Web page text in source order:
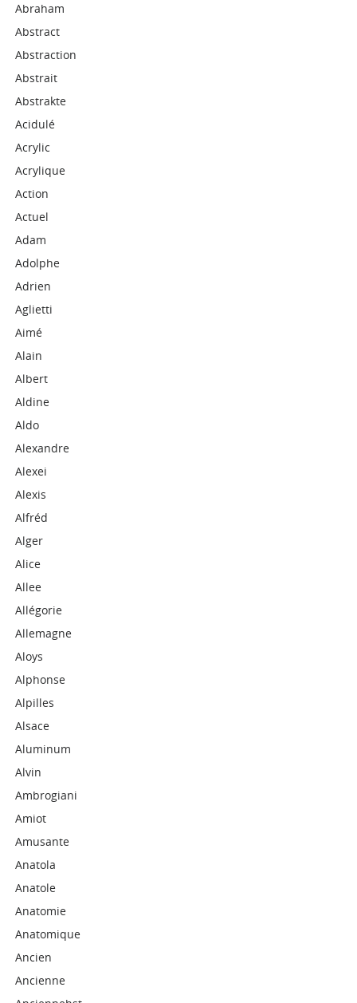
Abraham
Abstract
Abstraction
Abstrait
Abstrakte
Acidulé
Acrylic
Acrylique
Action
Actuel
Adam
Adolphe
Adrien
Aglietti
Aimé
Alain
Albert
Aldine
Aldo
Alexandre
Alexei
Alexis
Alfréd
Alger
Alice
Allee
Allégorie
Allemagne
Aloys
Alphonse
Alpilles
Alsace
Aluminum
Alvin
Ambrogiani
Amiot
Amusante
Anatola
Anatole
Anatomie
Anatomique
Ancien
Ancienne